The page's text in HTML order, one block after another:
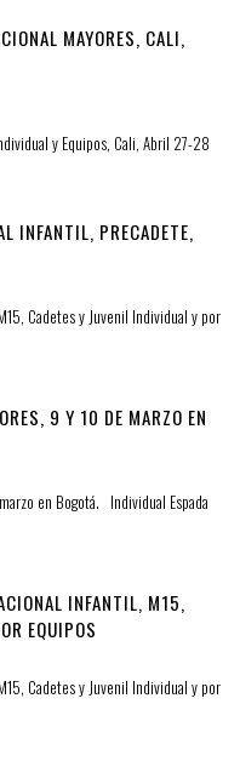
MAYORES, CALI,
y Equipos, Cali, Abril 27-28
INFANTIL, PRECADETE,
Cadetes y Juvenil Individual y por
9 Y 10 DE MARZO EN
en Bogotá. Individual Espada
INFANTIL, M15,
EQUIPOS
Cadetes y Juvenil Individual y por